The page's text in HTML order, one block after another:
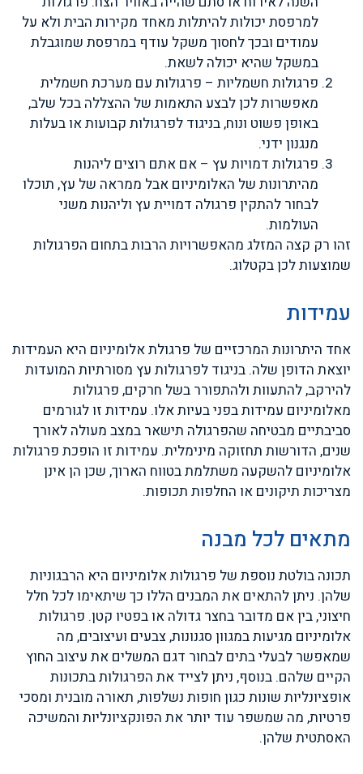
למרפסת יכולות להיתלות מאחד מקירות הבית ולא על
עמודים ובכך לחסוך משקל עודף במרפסת שמוגבלת
במשקל שהיא יכולה לשאת.
פרגולות חשמליות – פרגולות עם מערכת חשמלית
מאפשרות לכן לבצע התאמות של ההצללה בכל שלב,
באופן פשוט ונוח, בניגוד לפרגולות קבועות או בעלות
מנגנון ידני.
פרגולות דמויות עץ – אם אתם רוצים ליהנות
מהיתרונות של האלומיניום אבל ממראה של עץ, תוכלו
לבחור להתקין פרגולה דמויית עץ וליהנות משני
העולמות.
זהו רק קצה המזלג מהאפשרויות הרבות בתחום הפרגולות
שמוצעות לכן בקטלוג.
עמידות
אחד היתרונות המרכזיים של פרגולת אלומיניום היא העמידות
יוצאת הדופן שלה. בניגוד לפרגולות עץ מסורתיות המועדות
להירקב, להתעוות ולהתפורר בשל חרקים, פרגולות
מאלומיניום עמידות בפני בעיות אלו. עמידות זו לגורמים
סביבתיים מבטיחה שהפרגולה תישאר במצב מעולה לאורך
שנים, הדורשות תחזוקה מינימלית. עמידות זו הופכת פרגולות
אלומיניום להשקעה משתלמת בטווח הארוך, שכן הן אינן
מצריכות תיקונים או החלפות תכופות.
מתאים לכל מבנה
תכונה בולטת נוספת של פרגולות אלומיניום היא הרבגוניות
שלהן. ניתן להתאים את המבנים הללו כך שיתאימו לכל חלל
חיצוני, בין אם מדובר בחצר גדולה או בפטיו קטן. פרגולות
אלומיניום מגיעות במגוון סגנונות, צבעים ועיצובים, מה
שמאפשר לבעלי בתים לבחור דגם המשלים את עיצוב החוץ
הקיים שלהם. בנוסף, ניתן לצייד את הפרגולות בתכונות
אופציונליות שונות כגון חופות נשלפות, תאורה מובנית ומסכי
פרטיות, מה שמשפר עוד יותר את הפונקציונליות והמשיכה
האסתטית שלהן.